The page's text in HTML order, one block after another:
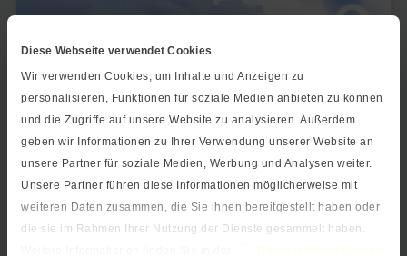
Diese Webseite verwendet Cookies
Wir verwenden Cookies, um Inhalte und Anzeigen zu
personalisieren, Funktionen für soziale Medien anbieten zu können
und die Zugriffe auf unsere Website zu analysieren. Außerdem
geben wir Informationen zu Ihrer Verwendung unserer Website an
unsere Partner für soziale Medien, Werbung und Analysen weiter.
Unsere Partner führen diese Informationen möglicherweise mit
weiteren Daten zusammen, die Sie ihnen bereitgestellt haben oder
die sie im Rahmen Ihrer Nutzung der Dienste gesammelt haben.
Wasser / Abwasser
Die Branchen Wasser- und Abwassermanagement